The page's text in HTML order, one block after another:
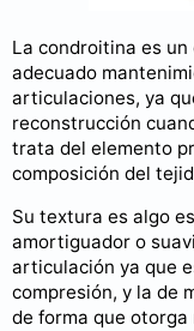
La condroitina es
adecuado
articulaciones, ya
reconstrucción
trata del elemento
composición del
Su textura es algo
amortiguador o
articulación ya que
compresión, y la de
de forma que